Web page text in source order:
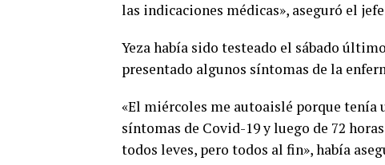
las indicaciones médicas», aseguró el
Yeza había sido testeado el sábado
presentado algunos síntomas de la
«El miércoles me autoaislé porque tenía
síntomas de Covid-19 y luego de 72
todos leves, pero todos al fin», había